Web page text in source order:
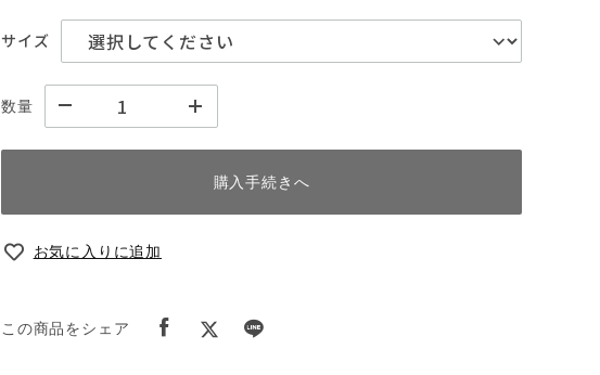
サイズ
数量
購入手続きへ
お気に入りに追加
この商品をシェア